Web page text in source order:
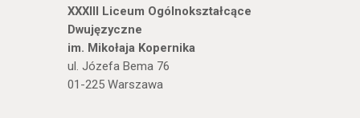
XXXIII Liceum Ogólnokształcące
Dwujęzyczne
im. Mikołaja Kopernika
ul. Józefa Bema 76
01-225 Warszawa